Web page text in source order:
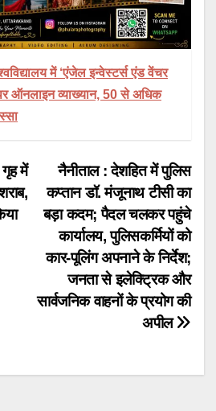
में ‘एंजेल इन्वेस्टर्स एंड वेंचर
ऑनलाइन व्याख्यान, 50 से अधिक
नैनीताल : देशहित में पुलिस
कप्तान डॉ. मंजूनाथ टीसी का
बड़ा कदम; पैदल चलकर पहुंचे
कार्यालय, पुलिसकर्मियों को
कार-पूलिंग अपनाने के निर्देश;
जनता से इलेक्ट्रिक और
सार्वजनिक वाहनों के प्रयोग की
अपील
में